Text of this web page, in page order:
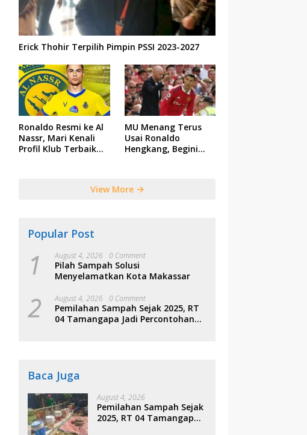
Erick Thohir Terpilih Pimpin PSSI 2023-2027
Ronaldo Resmi ke Al
Nassr, Mari Kenali
Profil Klub Terbaik
MU Menang Terus
Usai Ronaldo
Hengkang, Begini
View More
Popular Post
1 August 4, 2026 0 Comment
Pilah Sampah Solusi
Menyelamatkan Kota Makassar
2 August 4, 2026 0 Comment
Pemilahan Sampah Sejak 2025, RT
04 Tamangapa Jadi Percontohan
Baca Juga
August 4, 2026
Pemilahan Sampah Sejak
2025, RT 04 Tamangapa